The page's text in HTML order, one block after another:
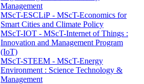
Management
MScT-ESCLiP - MScT-Economics for
Smart Cities and Climate Policy
MScT-IOT - MScT-Internet of Things :
Innovation and Management Program
(IoT)
MScT-STEEM - MScT-Energy
Environment : Science Technology &
Management